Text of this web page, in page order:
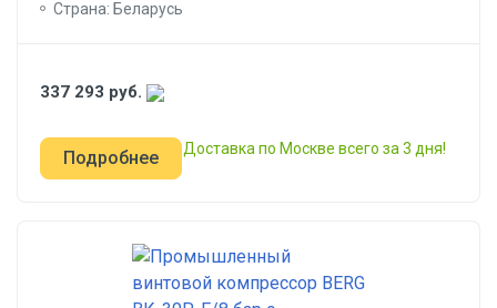
Страна: Беларусь
337 293 руб.
Подробнее Доставка по Москве всего за 3 дня!